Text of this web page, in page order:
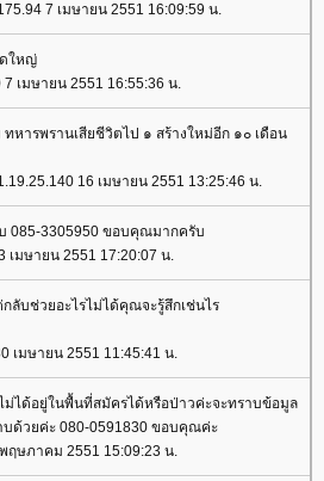
7 เมษายน 2551 16:09:59 น.
ดใหญ่
เมษายน 2551 16:55:36 น.
หารพรานเสียชีวิตไป ๑ สร้างใหม่อีก ๑๐ เดือน
16 เมษายน 2551 13:25:46 น.
085-3305950 ขอบคุณมากครับ
เมษายน 2551 17:20:07 น.
ลับช่วยอะไรไม่ได้คุณจะรู้สึกเช่นไร
เมษายน 2551 11:45:41 น.
ได้อยู่ในพื้นที่สมัครได้หรือป่าวค่ะจะทราบข้อมูล
ด้วยค่ะ 080-0591830 ขอบคุณค่ะ
ฤษภาคม 2551 15:09:23 น.